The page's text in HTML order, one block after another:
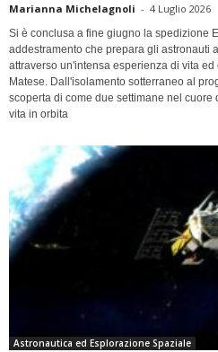
Marianna Michelagnoli - 4 Luglio 2026
Si è conclusa a fine giugno la spedizione
addestramento che prepara gli astronauti
attraverso un'intensa esperienza di vita
Matese. Dall'isolamento sotterraneo al
scoperta di come due settimane nel
vita in orbita
Astronautica ed Esplorazione Spaziale